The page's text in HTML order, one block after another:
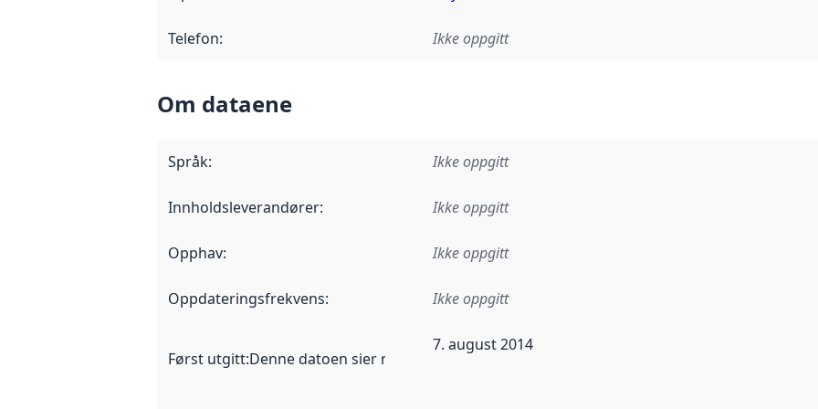
Telefon: Ikke oppgitt
Om dataene
Språk: Ikke oppgitt
Innholdsleverandører: Ikke oppgitt
Opphav: Ikke oppgitt
Oppdateringsfrekvens: Ikke oppgitt
Først utgitt:Denne datoen sier når dataene i dette datasettet første gang ble utgitt. Det kan
7. august 2014